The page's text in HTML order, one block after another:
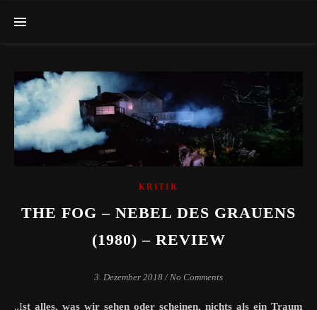
KRITIK
THE FOG – NEBEL DES GRAUENS
(1980) – REVIEW
3. Dezember 2018 / No Comments
„Ist alles, was wir sehen oder scheinen, nichts als ein Traum